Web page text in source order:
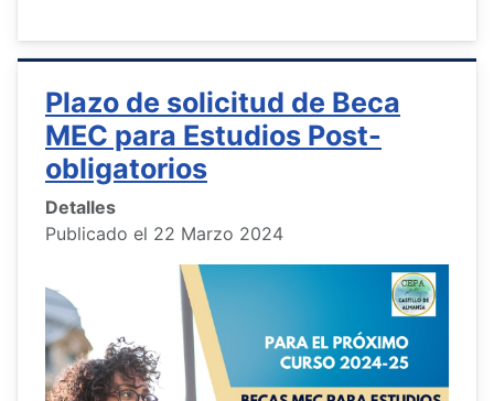
Plazo de solicitud de Beca
MEC para Estudios Post-
obligatorios
Detalles
Publicado el 22 Marzo 2024